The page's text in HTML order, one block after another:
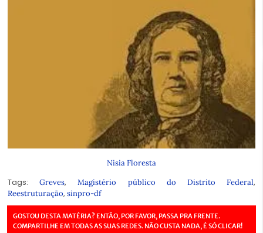
Nisia Floresta
Tags:Greves,Magistério público do Distrito Federal,
Reestruturação, sinpro-df
GOSTOU DESTA MATÉRIA? ENTÃO, POR FAVOR, PASSA PRA FRENTE.
COMPARTILHE EM TODAS AS SUAS REDES. NÃO CUSTA NADA, É SÓ CLICAR!